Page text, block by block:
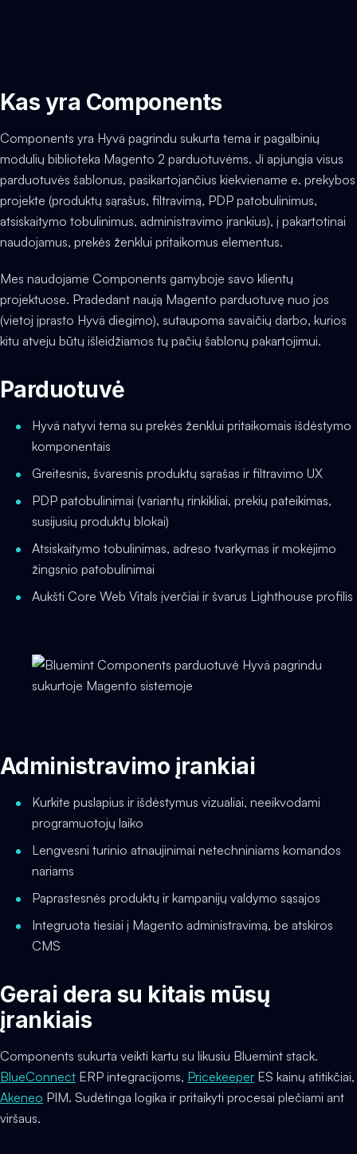
Kas yra Components
Components yra Hyvä pagrindu sukurta tema ir pagalbinių
modulių biblioteka Magento 2 parduotuvėms. Ji apjungia visus
parduotuvės šablonus, pasikartojančius kiekviename e. prekybos
projekte (produktų sąrašus, filtravimą, PDP patobulinimus,
atsiskaitymo tobulinimus, administravimo įrankius), į pakartotinai
naudojamus, prekės ženklui pritaikomus elementus.
Mes naudojame Components gamyboje savo klientų
projektuose. Pradedant naują Magento parduotuvę nuo jos
(vietoj įprasto Hyvä diegimo), sutaupoma savaičių darbo, kurios
kitu atveju būtų išleidžiamos tų pačių šablonų pakartojimui.
Parduotuvė
Hyvä natyvi tema su prekės ženklui pritaikomais išdėstymo
komponentais
Greitesnis, švaresnis produktų sąrašas ir filtravimo UX
PDP patobulinimai (variantų rinkikliai, prekių pateikimas,
susijusių produktų blokai)
Atsiskaitymo tobulinimas, adreso tvarkymas ir mokėjimo
žingsnio patobulinimai
Aukšti Core Web Vitals įverčiai ir švarus Lighthouse profilis
Administravimo įrankiai
Kurkite puslapius ir išdėstymus vizualiai, neeikvodami
programuotojų laiko
Lengvesni turinio atnaujinimai netechniniams komandos
nariams
Paprastesnės produktų ir kampanijų valdymo sąsajos
Integruota tiesiai į Magento administravimą, be atskiros
CMS
Gerai dera su kitais mūsų
įrankiais
Components sukurta veikti kartu su likusiu Bluemint stack.
BlueConnect ERP integracijoms, Pricekeeper ES kainų atitikčiai,
Akeneo PIM. Sudėtinga logika ir pritaikyti procesai plečiami ant
viršaus.